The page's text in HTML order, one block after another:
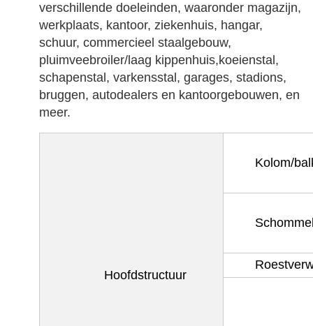
verschillende doeleinden, waaronder magazijn,
werkplaats, kantoor, ziekenhuis, hangar,
schuur, commercieel staalgebouw,
pluimveebroiler/laag kippenhuis,koeienstal,
schapenstal, varkensstal, garages, stadions,
bruggen, autodealers en kantoorgebouwen, en
meer.
Hoofdstructuur
Kolom/